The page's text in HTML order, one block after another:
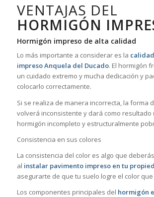
VENTAJAS DEL
HORMIGÓN
Hormigón impreso de alta calidad
Lo más importante a considerar es la
impreso Anquela del Ducado. El hormigón
un cuidado extremo y mucha dedicación y
colocarlo correctamente.
Si se realiza de manera incorrecta, la forma
volverá inconsistente y dará como resultado
hormigón incompleto y estructuralmente
Consistencia en sus colores
La consistencia del color es algo que
al instalar pavimento impreso en tu
asegurarte de que tu suelo logre el color
Los componentes principales del hormigón